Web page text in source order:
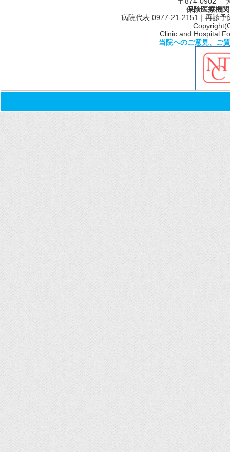
保険医療機
病院代表 0977-21-2151｜再診
Clinic and Hospital
当院へのご意見、ご